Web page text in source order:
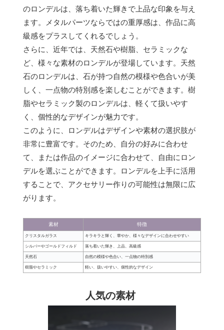
のロンデルは、落ち着いた輝きで上品な印象を与え
ます。メタルパーツならではの重厚感は、作品に高
級感をプラスしてくれるでしょう。
さらに、近年では、天然石や樹脂、セラミックな
ど、様々な素材のロンデルが登場しています。天然
石のロンデルは、石が持つ自然の模様や色合いが美
しく、一点物の特別感を楽しむことができます。樹
脂やセラミック製のロンデルは、軽くて扱いやす
く、個性的なデザインが魅力です。
このように、ロンデルはデザインや素材の選択肢が
非常に豊富です。そのため、自分の好みに合わせ
て、または作品のイメージに合わせて、自由にロン
デルを選ぶことができます。ロンデルを上手に活用
することで、アクセサリー作りの可能性は無限に広
がります。
素材 特徴
クリスタルガラス キラキラと輝く、華やか、様々なデザインに合わせやすい
シルバーやゴールドフィルド 落ち着いた輝き、上品、高級感
天然石 自然の模様や色合い、一点物の特別感
樹脂やセラミック 軽い、扱いやすい、個性的なデザイン
人気の素材